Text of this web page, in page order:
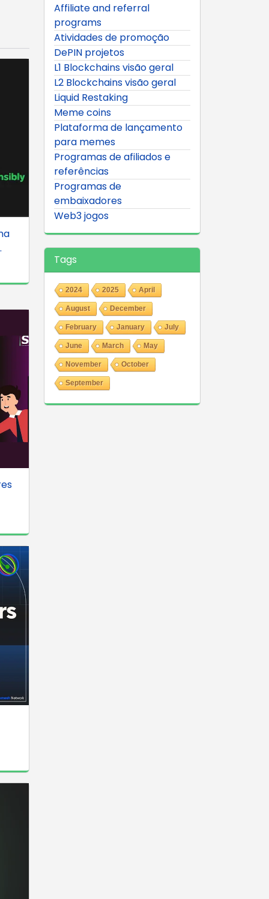
Affiliate and referral
programs
Atividades de promoção
DePIN projetos
L1 Blockchains visão geral
L2 Blockchains visão geral
Liquid Restaking
Meme coins
Plataforma de lançamento
para memes
Programas de afiliados e
referências
Programas de
embaixadores
Web3 jogos
Tags
2024 2025 April
August December
February January July
June March May
November October
September